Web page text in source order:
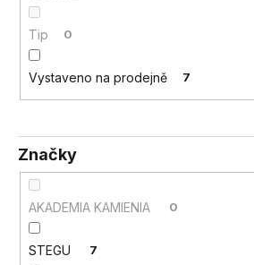
Tip 0
Vystaveno na prodejně 7
Značky
AKADEMIA KAMIENIA 0
STEGU 7
o
r